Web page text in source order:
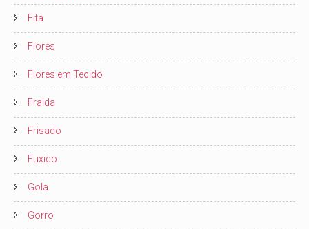
Fita
Flores
Flores em Tecido
Fralda
Frisado
Fuxico
Gola
Gorro